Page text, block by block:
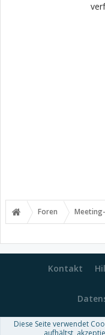
Foren
Kontakt
Diese Seite verwendet
aufhältst,